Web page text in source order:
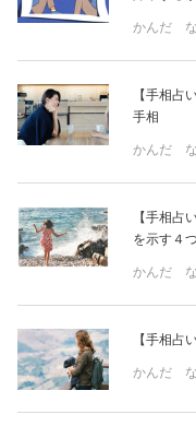
かんだ
【手相占
手相
かんだ
【手相占
を示す４
かんだ
【手相占
かんだ